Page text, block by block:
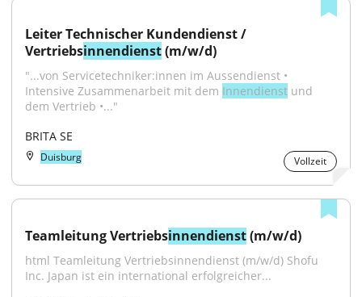
Leiter Technischer Kundendienst /
Vertriebsinnendienst (m/w/d)
"...von Servicetechniker:innen im Aussendienst •
Intensive Zusammenarbeit mit dem Innendienst und
dem Vertrieb •..."
BRITA SE
Duisburg Vollzeit
Teamleitung Vertriebsinnendienst (m/w/d)
html Teamleitung Vertriebsinnendienst (m/w/d) Shofu
Inc. Japan ist ein international erfolgreicher...